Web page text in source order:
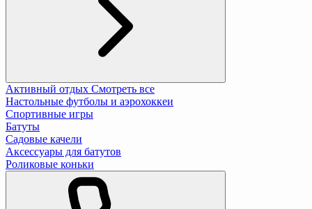
Активный отдых Смотреть все
Настольные футболы и аэрохоккеи
Спортивные игры
Батуты
Садовые качели
Аксессуары для батутов
Роликовые коньки